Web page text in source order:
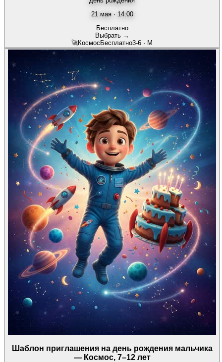
21 мая · 14:00
Бесплатно
Выбрать →
🚀Космос Бесплатно3-6 · М
Шаблон приглашения на день рождения мальчика
— Космос, 7–12 лет